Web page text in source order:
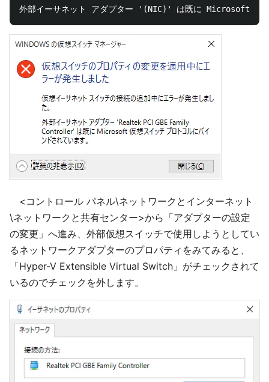
<コントロール パネル\ネットワークとインターネット
\ネットワークと共有センター>から「アダプターの設定
の変更」へ進み、外部仮想スイッチで使用しようとしてい
るネットワークアダプターのプロパティをみてみると、
「Hyper-V Extensible Virtual Switch」がチェックされて
いるのでチェックを外します。